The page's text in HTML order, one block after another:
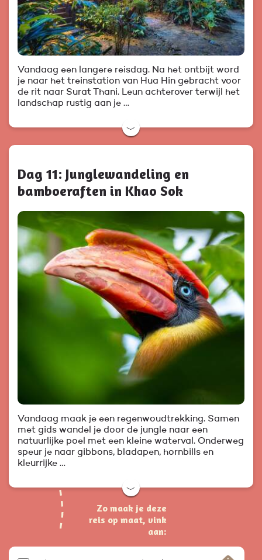
Vandaag een langere reisdag. Na het ontbijt word
je naar het treinstation van Hua Hin gebracht voor
de rit naar Surat Thani. Leun achterover terwijl het
landschap rustig aan je …
﹀
Dag 11: Junglewandeling en
bamboeraften in Khao Sok
Vandaag maak je een regenwoudtrekking. Samen
met gids wandel je door de jungle naar een
natuurlijke poel met een kleine waterval. Onderweg
speur je naar gibbons, bladapen, hornbills en
kleurrijke …
﹀
Zo maak je deze
reis op maat, vink
aan: